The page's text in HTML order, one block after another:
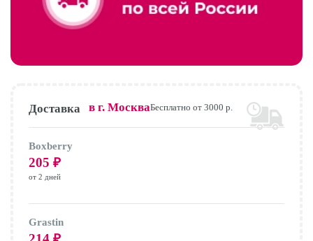
Доставка в г. МоскваБесплатно от 3000 р.
Boxberry
205 ₽
от 2 дней
Grastin